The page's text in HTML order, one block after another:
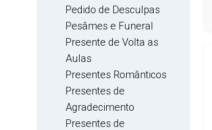
Pedido de Desculpas
Pesâmes e Funeral
Presente de Volta as
Aulas
Presentes Românticos
Presentes de
Agradecimento
Presentes de